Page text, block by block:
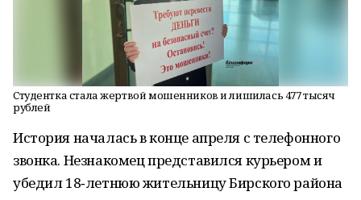
Студентка стала жертвой мошенников и лишилась 477 тысяч
рублей
История началась в конце апреля с телефонного
звонка. Незнакомец представился курьером и
убедил 18‑летнюю жительницу Бирского района